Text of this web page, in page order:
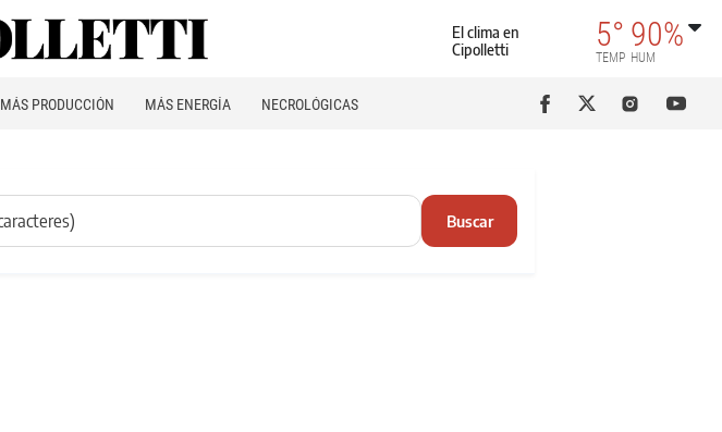
El clima en
Cipolletti
5°
TEMP
90%
HUM
MÁS PRODUCCIÓN MÁS ENERGÍA NECROLÓGICAS
Buscar